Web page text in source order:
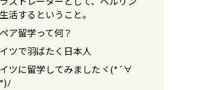
活するということ。
ア留学って何？
ツで羽ばたく日本人
ツに留学してみましたヾ(*´∀
ﾉ